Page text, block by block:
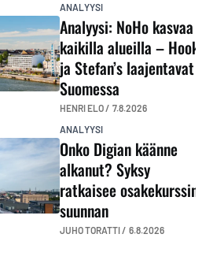
ANALYYSI
Analyysi: NoHo kasvaa
kaikilla alueilla – Hook
ja Stefan’s laajentavat
Suomessa
HENRI ELO / 7.8.2026
ANALYYSI
Onko Digian käänne
alkanut? Syksy
ratkaisee osakekurssin
suunnan
JUHO TORATTI / 6.8.2026